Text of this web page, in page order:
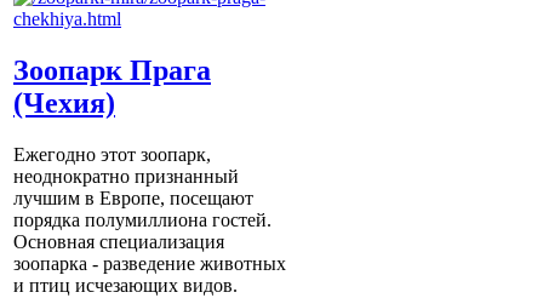
Зоопарк Прага
(Чехия)
Ежегодно этот зоопарк,
неоднократно признанный
лучшим в Европе, посещают
порядка полумиллиона гостей.
Основная специализация
зоопарка - разведение животных
и птиц исчезающих видов.